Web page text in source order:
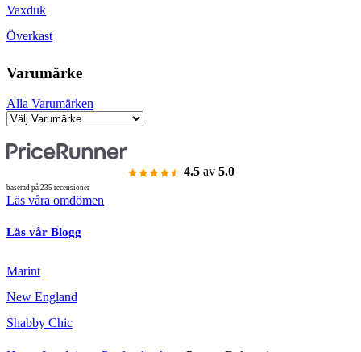
Vaxduk
Överkast
Varumärke
Alla Varumärken
4.5 av 5.0
baserad på 235 recensioner
Läs våra omdömen
Läs vår Blogg
Marint
New England
Shabby Chic